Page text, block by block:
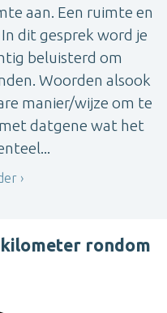
aan. Een ruimte en
dit gesprek word je
beluisterd om
Woorden alsook
manier/wijze om te
datgene wat het
rondom